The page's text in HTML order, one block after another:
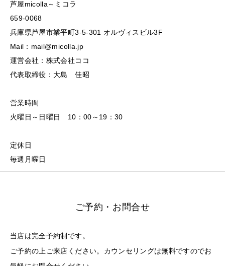
芦屋micolla～ミコラ
659-0068
兵庫県芦屋市業平町3-5-301 オルヴィスビル3F
Mail：mail@micolla.jp
運営会社：株式会社ココ
代表取締役：大島 佳昭
営業時間
火曜日～日曜日 10：00～19：30
定休日
毎週月曜日
ご予約・お問合せ
当店は完全予約制です。
ご予約の上ご来店ください。カウンセリングは無料ですのでお